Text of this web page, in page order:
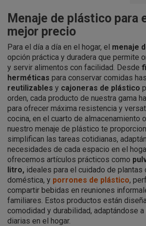
Menaje de plástico para
mejor precio
Para el día a día en el hogar, el menaje
opción práctica y duradera que permite
y servir alimentos con facilidad. Desde
herméticas para conservar comidas
reutilizables y cajoneras de plástico
orden, cada producto de nuestra gama
para ofrecer máxima resistencia y
cocina, en el cuarto de almacenamiento
nuestro menaje de plástico te
simplifican las tareas cotidianas,
necesidades de cada espacio en el
ofrecemos artículos prácticos como
litro, ideales para el cuidado de plantas
doméstica, y porrones de plástico,
compartir bebidas en reuniones
familiares. Estos productos están
comodidad y durabilidad, adaptándose
diarias en el hogar.